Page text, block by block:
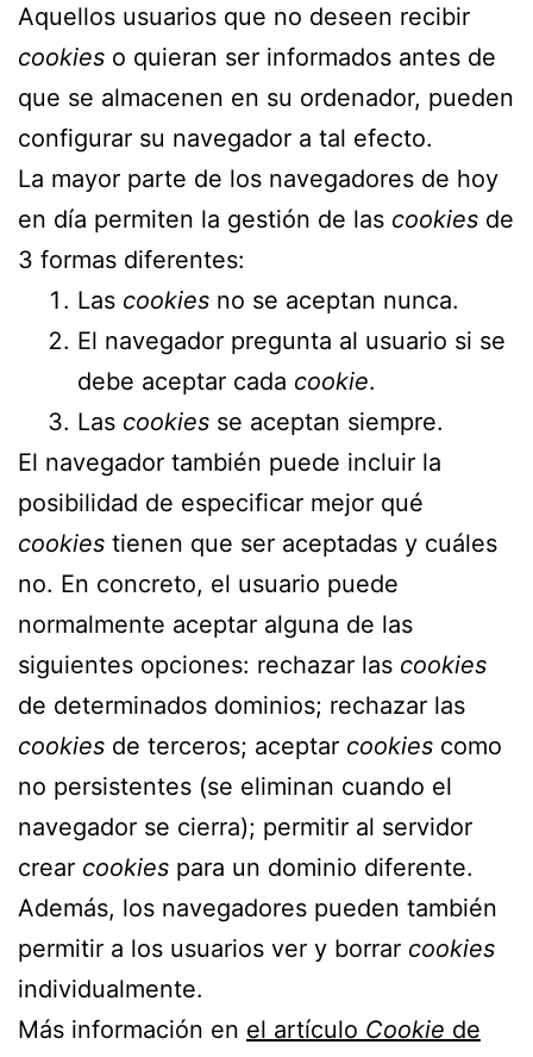
Aquellos usuarios que no deseen recibir
cookies o quieran ser informados antes de
que se almacenen en su ordenador, pueden
configurar su navegador a tal efecto.
La mayor parte de los navegadores de hoy
en día permiten la gestión de las cookies de
3 formas diferentes:
Las cookies no se aceptan nunca.
El navegador pregunta al usuario si se
debe aceptar cada cookie.
Las cookies se aceptan siempre.
El navegador también puede incluir la
posibilidad de especificar mejor qué
cookies tienen que ser aceptadas y cuáles
no. En concreto, el usuario puede
normalmente aceptar alguna de las
siguientes opciones: rechazar las cookies
de determinados dominios; rechazar las
cookies de terceros; aceptar cookies como
no persistentes (se eliminan cuando el
navegador se cierra); permitir al servidor
crear cookies para un dominio diferente.
Además, los navegadores pueden también
permitir a los usuarios ver y borrar cookies
individualmente.
Más información en el artículo Cookie de